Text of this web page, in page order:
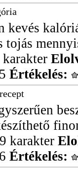
kevés
tojás
Értékelés:
karakter
Értékelés: